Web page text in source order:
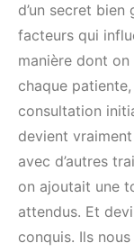
d’un secret
facteurs qui
manière dont on
chaque
consultation
devient
avec d’autres
on ajoutait une
attendus. Et
conquis. Ils